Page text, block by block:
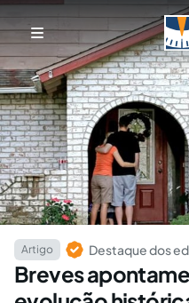
Artigo Destaque dos
Breves